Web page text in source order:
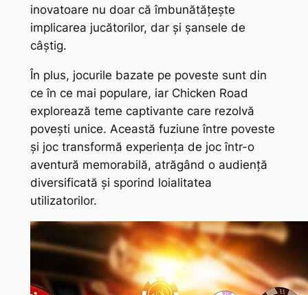
inovatoare nu doar că îmbunătățește
implicarea jucătorilor, dar și șansele de
câștig.
În plus, jocurile bazate pe poveste sunt din
ce în ce mai populare, iar Chicken Road
explorează teme captivante care rezolvă
povești unice. Această fuziune între poveste
și joc transformă experiența de joc într-o
aventură memorabilă, atrăgând o audiență
diversificată și sporind loialitatea
utilizatorilor.